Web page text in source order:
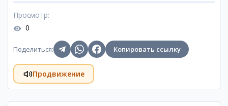
Просмотр:
0
Поделиться: Копировать ссылку
Продвижение